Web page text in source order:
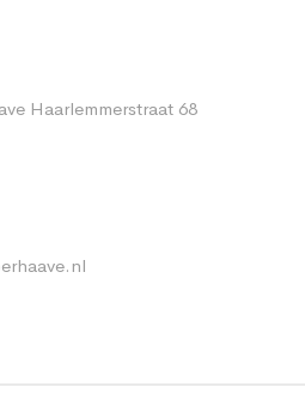
Haarlemmerstraat 68